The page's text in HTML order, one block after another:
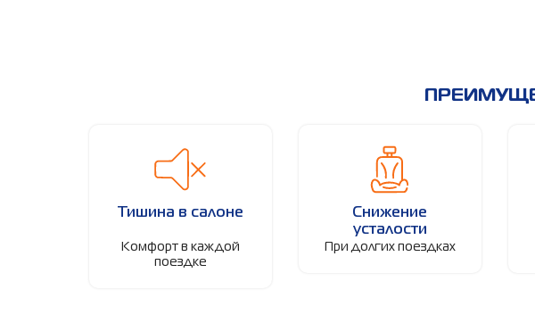
Тишина в салоне
Комфорт в каждой
поездке
Снижение
усталости
При долгих поездках